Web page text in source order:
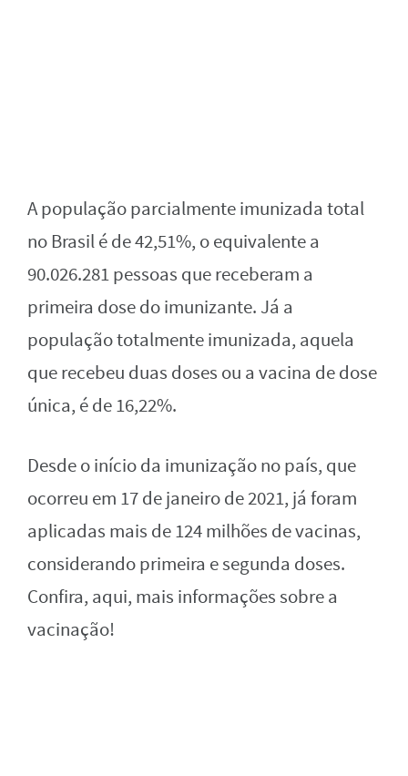
A população parcialmente imunizada total
no Brasil é de 42,51%, o equivalente a
90.026.281 pessoas que receberam a
primeira dose do imunizante. Já a
população totalmente imunizada, aquela
que recebeu duas doses ou a vacina de dose
única, é de 16,22%.
Desde o início da imunização no país, que
ocorreu em 17 de janeiro de 2021, já foram
aplicadas mais de 124 milhões de vacinas,
considerando primeira e segunda doses.
Confira, aqui, mais informações sobre a
vacinação!